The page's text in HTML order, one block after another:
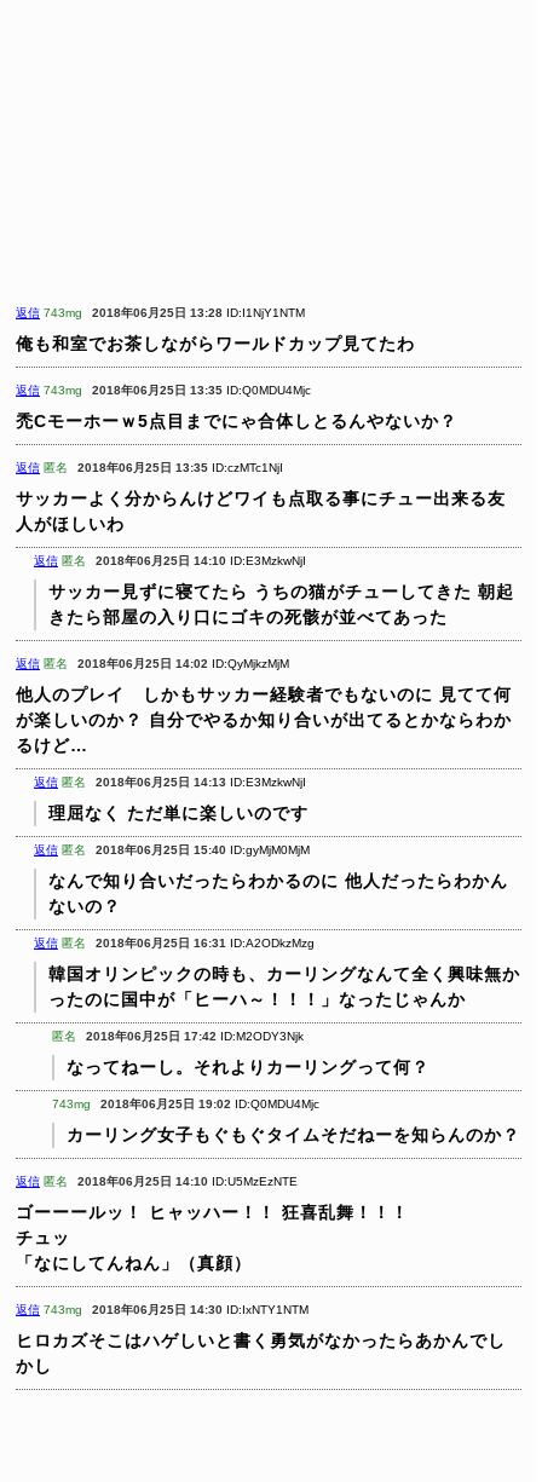
返信 743mg 2018年06月25日 13:28 ID:I1NjY1NTM
俺も和室でお茶しながらワールドカップ見てたわ
返信 743mg 2018年06月25日 13:35 ID:Q0MDU4Mjc
禿Cモーホーｗ5点目までにゃ合体しとるんやないか？
返信 匿名 2018年06月25日 13:35 ID:czMTc1NjI
サッカーよく分からんけどワイも点取る事にチュー出来る友
人がほしいわ
返信 匿名 2018年06月25日 14:10 ID:E3MzkwNjI
サッカー見ずに寝てたら うちの猫がチューしてきた 朝起
きたら部屋の入り口にゴキの死骸が並べてあった
返信 匿名 2018年06月25日 14:02 ID:QyMjkzMjM
他人のプレイ しかもサッカー経験者でもないのに
見てて何
が楽しいのか？
自分でやるか知り合いが出てるとかならわか
るけど…
返信 匿名 2018年06月25日 14:13 ID:E3MzkwNjI
理屈なく ただ単に楽しいのです
返信 匿名 2018年06月25日 15:40 ID:gyMjM0MjM
なんで知り合いだったらわかるのに 他人だったらわかん
ないの？
返信 匿名 2018年06月25日 16:31 ID:A2ODkzMzg
韓国オリンピックの時も、カーリングなんて全く興味無か
ったのに国中が「ヒーハ～！！！」なったじゃんか
匿名 2018年06月25日 17:42 ID:M2ODY3Njk
なってねーし。それよりカーリングって何？
743mg 2018年06月25日 19:02 ID:Q0MDU4Mjc
カーリング女子もぐもぐタイムそだねーを知らんのか？
返信 匿名 2018年06月25日 14:10 ID:U5MzEzNTE
ゴーーールッ！ ヒャッハー！！
狂喜乱舞！！！
チュッ
「なにしてんねん」（真顔）
返信 743mg 2018年06月25日 14:30 ID:IxNTY1NTM
ヒロカズそこはハゲしいと書く勇気がなかったらあかんでし
かし